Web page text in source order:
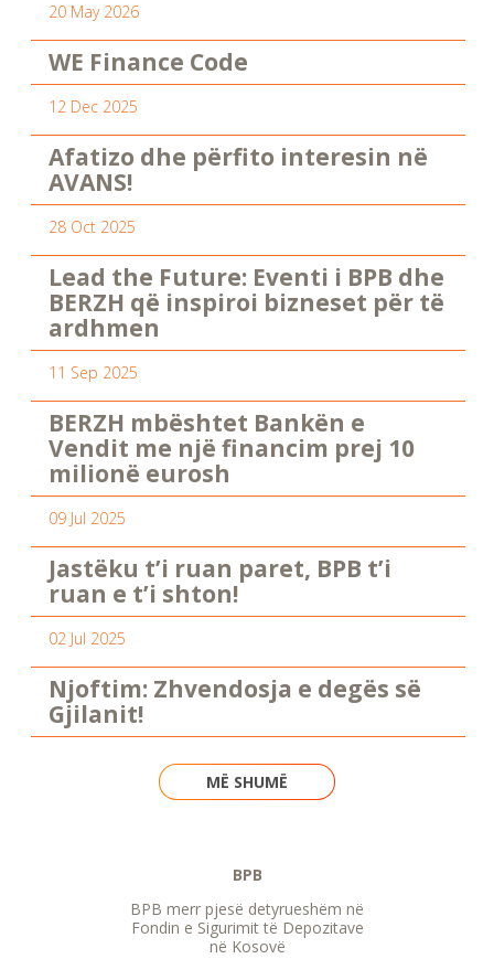
20 May 2026
WE Finance Code
12 Dec 2025
Afatizo dhe përfito interesin në
AVANS!
28 Oct 2025
Lead the Future: Eventi i BPB dhe
BERZH që inspiroi bizneset për të
ardhmen
11 Sep 2025
BERZH mbështet Bankën e
Vendit me një financim prej 10
milionë eurosh
09 Jul 2025
Jastëku t’i ruan paret, BPB t’i
ruan e t’i shton!
02 Jul 2025
Njoftim: Zhvendosja e degës së
Gjilanit!
MË SHUMË
BPB
BPB merr pjesë detyrueshëm në
Fondin e Sigurimit të Depozitave
në Kosovë